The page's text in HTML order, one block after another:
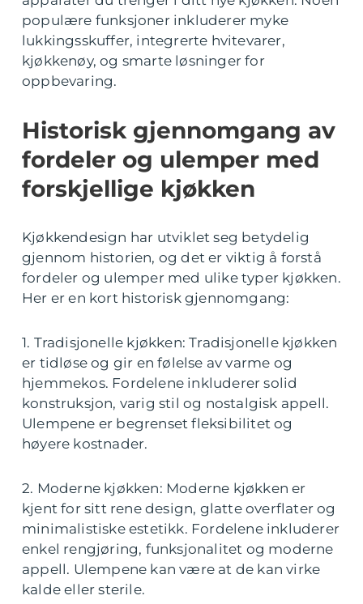
populære funksjoner inkluderer myke
lukkingsskuffer, integrerte hvitevarer,
kjøkkenøy, og smarte løsninger for
oppbevaring.
Historisk gjennomgang av
fordeler og ulemper med
forskjellige kjøkken
Kjøkkendesign har utviklet seg betydelig
gjennom historien, og det er viktig å forstå
fordeler og ulemper med ulike typer kjøkken.
Her er en kort historisk gjennomgang:
1. Tradisjonelle kjøkken: Tradisjonelle kjøkken
er tidløse og gir en følelse av varme og
hjemmekos. Fordelene inkluderer solid
konstruksjon, varig stil og nostalgisk appell.
Ulempene er begrenset fleksibilitet og
høyere kostnader.
2. Moderne kjøkken: Moderne kjøkken er
kjent for sitt rene design, glatte overflater og
minimalistiske estetikk. Fordelene inkluderer
enkel rengjøring, funksjonalitet og moderne
appell. Ulempene kan være at de kan virke
kalde eller sterile.